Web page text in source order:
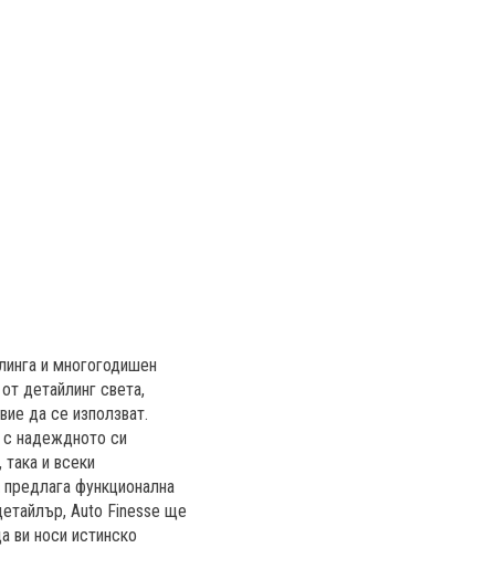
и многогодишен
детайлинг света,
да се използват.
с надеждното си
и всеки
функционална
Auto Finesse ще
ви носи истинско